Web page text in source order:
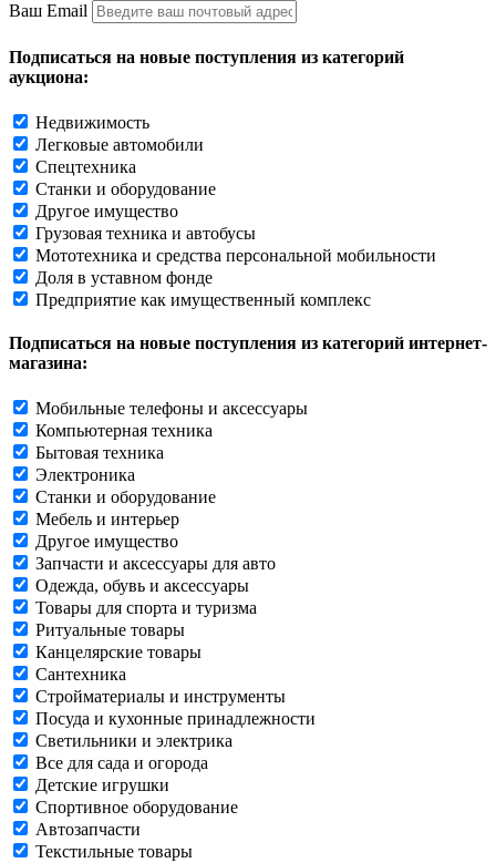
Ваш Email
Подписаться на новые поступления из категорий
аукциона:
Недвижимость
Легковые автомобили
Спецтехника
Станки и оборудование
Другое имущество
Грузовая техника и автобусы
Мототехника и средства персональной мобильности
Доля в уставном фонде
Предприятие как имущественный комплекс
Подписаться на новые поступления из категорий интернет-
магазина:
Мобильные телефоны и аксессуары
Компьютерная техника
Бытовая техника
Электроника
Станки и оборудование
Мебель и интерьер
Другое имущество
Запчасти и аксессуары для авто
Одежда, обувь и аксессуары
Товары для спорта и туризма
Ритуальные товары
Канцелярские товары
Сантехника
Стройматериалы и инструменты
Посуда и кухонные принадлежности
Светильники и электрика
Все для сада и огорода
Детские игрушки
Спортивное оборудование
Автозапчасти
Текстильные товары